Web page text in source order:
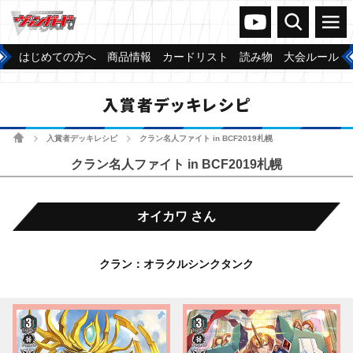
ヴァンガードch
検索 メニュー
はじめての方へ 商品情報 カードリスト 読み物 大会ルール
入賞者デッキレシピ
ホーム 入賞者デッキレシピ クラン名人ファイト in BCF2019札幌
クラン名人ファイト in BCF2019札幌
オイカワ さん
クラン：オラクルシンクタンク